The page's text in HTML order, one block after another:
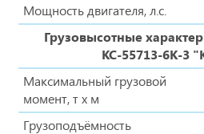
Мощность двигателя, л.с.
Грузовысотные
КС-55713-6К-3
Максимальный грузовой
момент, т х м
Грузоподъёмность